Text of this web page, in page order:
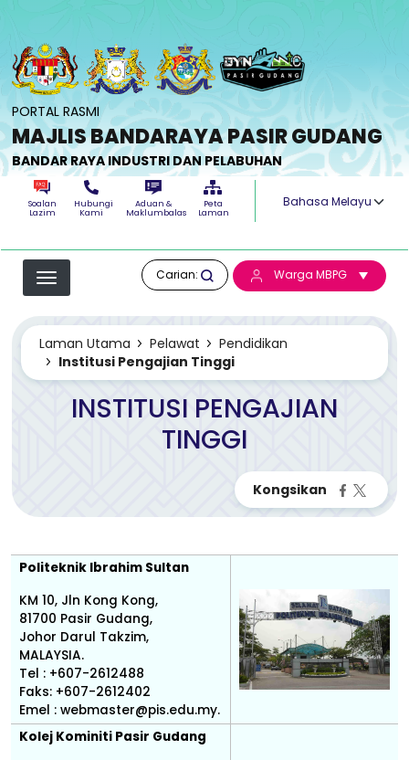
PORTAL RASMI
MAJLIS BANDARAYA PASIR GUDANG
BANDAR RAYA INDUSTRI DAN PELABUHAN
Soalan
Lazim
Hubungi
Kami
Aduan &
Maklumbalas
Peta
Laman
Select your
Carian: Warga MBPG
Laman Utama Pelawat
Pendidikan
Institusi Pengajian Tinggi
INSTITUSI PENGAJIAN
TINGGI
Politeknik Ibrahim Sultan
KM 10, Jln Kong Kong,
81700 Pasir Gudang,
Johor Darul Takzim,
MALAYSIA.
Tel : +607-2612488
Faks: +607-2612402
Emel : webmaster@pis.edu.my.
Kolej Kominiti Pasir Gudang